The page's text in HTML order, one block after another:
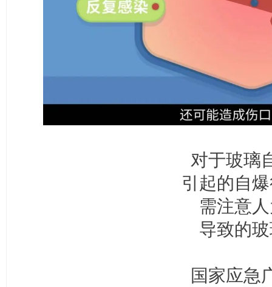
对于玻璃
引起的自
需注意
导致的
国家应急